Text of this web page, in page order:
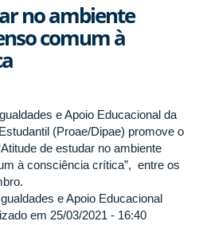
no ambiente
comum à
e Apoio Educacional da
(Proae/Dipae) promove o
de estudar no ambiente
à consciência crítica”, entre os
e Apoio Educacional
em 25/03/2021 - 16:40